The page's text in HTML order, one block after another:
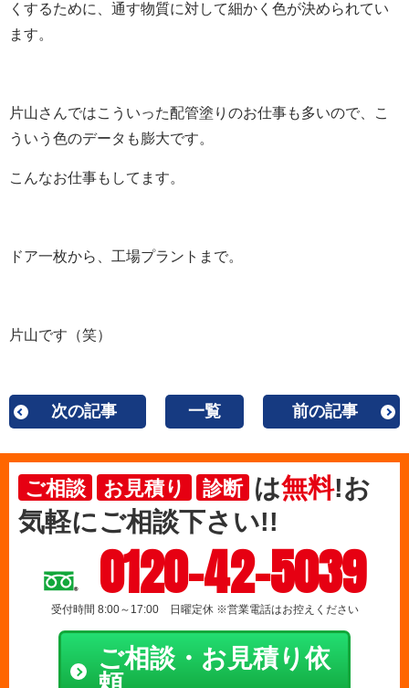
くするために、通す物質に対して細かく色が決められてい
ます。
片山さんではこういった配管塗りのお仕事も多いので、こ
ういう色のデータも膨大です。
こんなお仕事もしてます。
ドア一枚から、工場プラントまで。
片山です（笑）
次の記事 一覧 前の記事
ご相談 お見積り 診断 は無料!お
気軽にご相談下さい!!
0120-42-5039
受付時間 8:00～17:00 日曜定休 ※営業電話はお控えください
ご相談・お見積り依